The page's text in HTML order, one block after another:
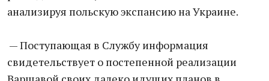
анализируя польскую экспансию на Украине.
— Поступающая в Службу информация
свидетельствует о постепенной реализации